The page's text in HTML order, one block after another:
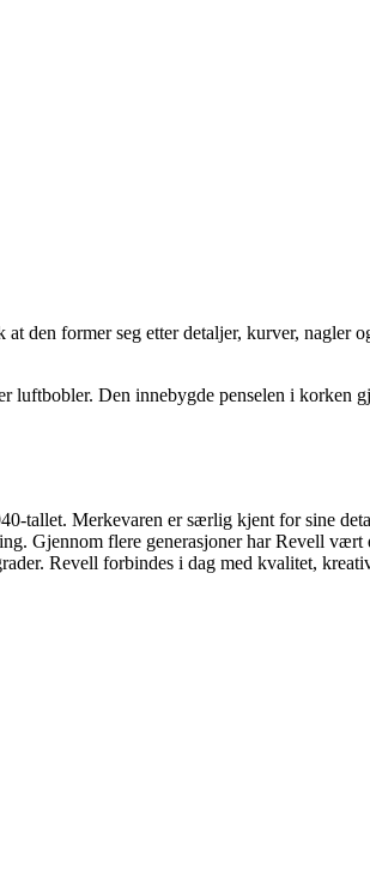
den former seg etter detaljer, kurver, nagler
luftbobler. Den innebygde penselen i korken
tallet. Merkevaren er særlig kjent for sine
Gjennom flere generasjoner har Revell vært
Revell forbindes i dag med kvalitet,